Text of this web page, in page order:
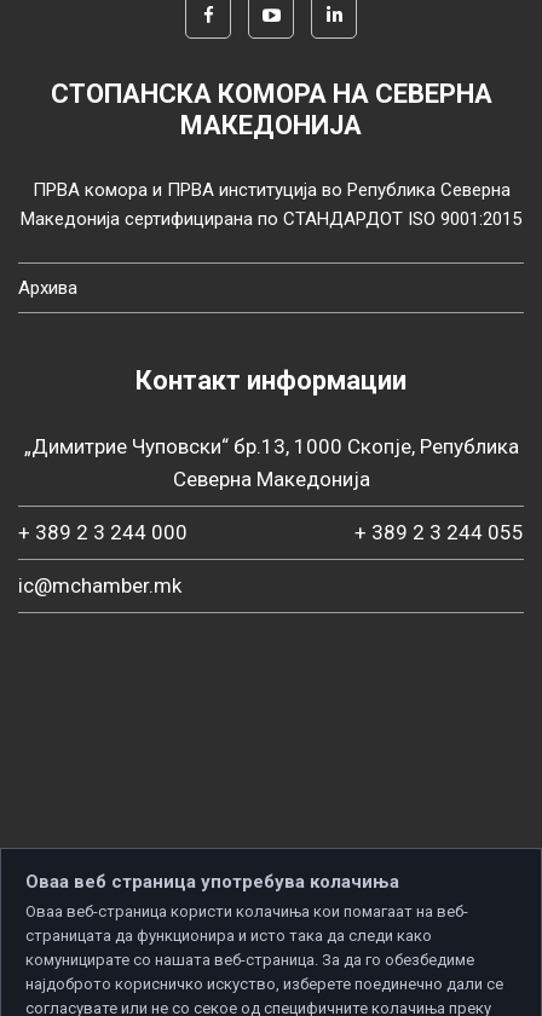
СТОПАНСКА КОМОРА НА СЕВЕРНА
МАКЕДОНИЈА
ПРВА комора и ПРВА институција во Република Северна
Македонија сертифицирана по СТАНДАРДОТ ISO 9001:2015
Архива
Контакт информации
„Димитрие Чуповски“ бр.13, 1000 Скопје, Република
Северна Македонија
+ 389 2 3 244 000 + 389 2 3 244 055
ic@mchamber.mk
Оваа веб страница употребува колачиња
Оваа веб-страница користи колачиња кои помагаат на веб-
страницата да функционира и исто така да следи како
комуницирате со нашата веб-страница. За да го обезбедиме
најдоброто корисничко искуство, изберете поединечно дали се
согласувате или не со секое од специфичните колачиња преку